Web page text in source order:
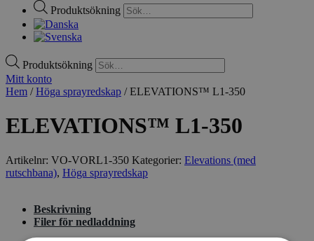
Produktsökning
Produktsökning
Mitt konto
Hem /Höga sprayredskap / ELEVATIONS™ L1-350
ELEVATIONS™ L1-350
Artikelnr: VO-VORL1-350 Kategorier: Elevations (med
rutschbana), Höga sprayredskap
Beskrivning
Filer för nedladdning